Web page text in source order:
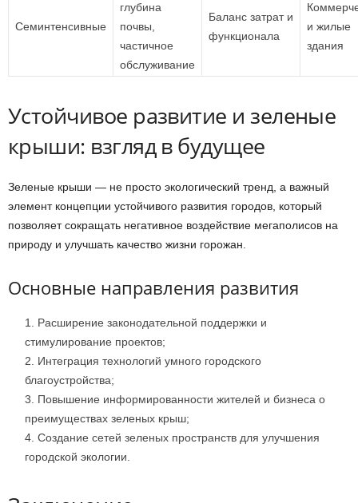
Семинтенсивные
глубина
почвы,
частичное
обслуживание
Баланс затрат и
функционала
и жилые
здания
Устойчивое развитие и зеленые
крыши: взгляд в будущее
Зеленые крыши — не просто экологический тренд, а важный
элемент концепции устойчивого развития городов, который
позволяет сокращать негативное воздействие мегаполисов на
природу и улучшать качество жизни горожан.
Основные направления развития
Расширение законодательной поддержки и
стимулирование проектов;
Интеграция технологий умного городского
благоустройства;
Повышение информированности жителей и бизнеса о
преимуществах зеленых крыш;
Создание сетей зеленых пространств для улучшения
городской экологии.